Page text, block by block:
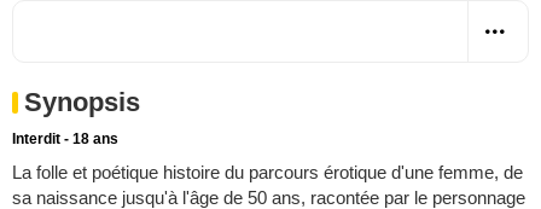
Synopsis
Interdit - 18 ans
La folle et poétique histoire du parcours érotique d'une femme, de
sa naissance jusqu'à l'âge de 50 ans, racontée par le personnage